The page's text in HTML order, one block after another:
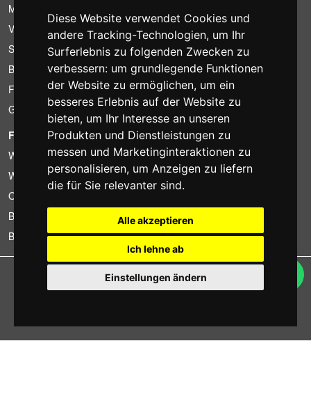
Diese Website verwendet Cookies und
andere Tracking-Technologien, um Ihr
Surferlebnis zu folgenden Zwecken zu
verbessern: um grundlegende Funktionen
der Website zu ermöglichen, um ein
besseres Erlebnis auf der Website zu
bieten, um Ihr Interesse an unseren
Produkten und Dienstleistungen zu
messen und Marketinginteraktionen zu
personalisieren, um Anzeigen zu liefern
die für Sie relevanter sind.
Alle akzeptieren
Ich lehne ab
Einstellungen ändern
Mietbedingungen
Verkaufsangebote
Sparpakete
Billiger gefunden?
Finanzierung
Gebrauchtartikel
FOTOCOLOMBO.IT
Wer wir sind
Wo wir sind
Oeffnungszeiten
Bewertungen auf Trovaprezzi
Bewertungen auf Google
Copyright © Fotocolombo Srl - Viale Verdi 95 - 23807 Merate (LC) - P. Iva
03298370135 - SDI: M5UXCR1